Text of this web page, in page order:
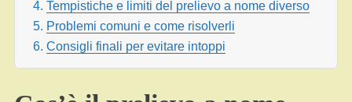
Tempistiche e limiti del prelievo a nome diverso
Problemi comuni e come risolverli
Consigli finali per evitare intoppi